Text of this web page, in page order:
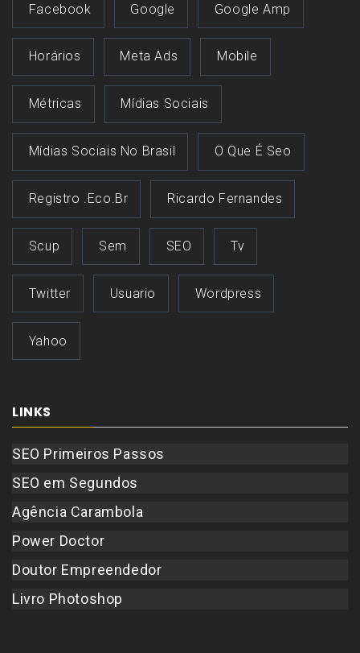
Facebook Google Google Amp
Horários Meta Ads Mobile
Métricas Mídias Sociais
Mídias Sociais No Brasil O Que É Seo
Registro .eco.br Ricardo Fernandes
Scup Sem SEO Tv
Twitter Usuario Wordpress
Yahoo
LINKS
SEO Primeiros Passos
SEO em Segundos
Agência Carambola
Power Doctor
Doutor Empreendedor
Livro Photoshop